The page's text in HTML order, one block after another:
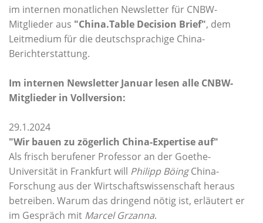
im internen monatlichen Newsletter für CNBW-
Mitglieder aus "China.Table Decision Brief", dem
Leitmedium für die deutschsprachige China-
Berichterstattung.
Im internen Newsletter Januar lesen alle CNBW-
Mitglieder in Vollversion:
29.1.2024
"Wir bauen zu zögerlich China-Expertise auf"
Als frisch berufener Professor an der Goethe-
Universität in Frankfurt will Philipp BöingChina-
Forschung aus der Wirtschaftswissenschaft heraus
betreiben. Warum das dringend nötig ist, erläutert er
im Gespräch mit Marcel Grzanna.